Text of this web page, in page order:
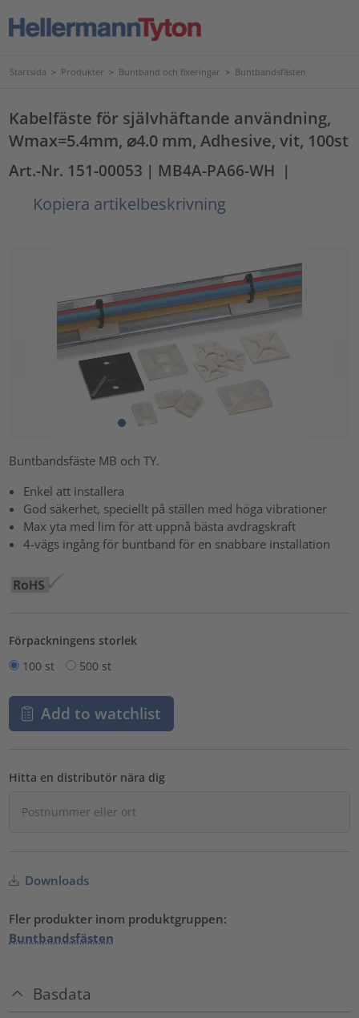
Startsida > Produkter > Buntband och fixeringar > Buntbandsfästen
Kabelfäste för självhäftande användning,
Wmax=5.4mm, ⌀4.0 mm, Adhesive, vit, 100st
Art.-Nr. 151-00053 | MB4A-PA66-WH |
Kopiera artikelbeskrivning
Buntbandsfäste MB och TY.
Enkel att installera
God säkerhet, speciellt på ställen med höga vibrationer
Max yta med lim för att uppnå bästa avdragskraft
4-vägs ingång för buntband för en snabbare installation
Förpackningens storlek
100 st
500 st
Add to watchlist
Hitta en distributör nära dig
Downloads
Fler produkter inom produktgruppen:
Buntbandsfästen
Basdata